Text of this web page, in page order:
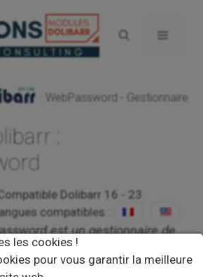
: WebPassword - Gestionnaire
:
Dolibarr 16 - 23
compatibles :
est un gestionnaire de
de passe sécurisé.
les cookies !
pour vous garantir la meilleure